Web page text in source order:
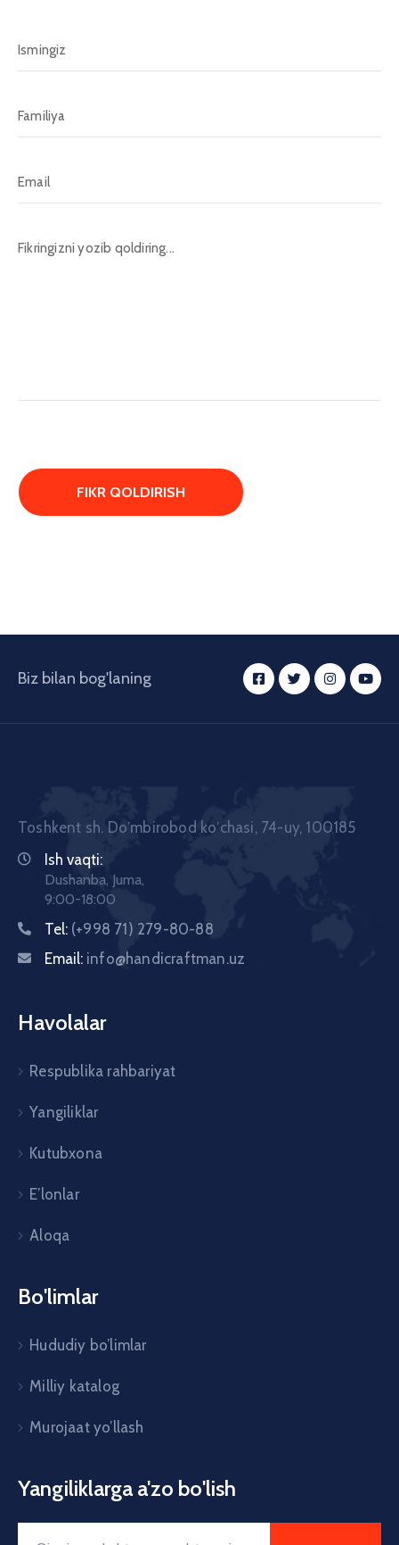
Biz bilan bog'laning
Toshkent sh. Doʼmbirobod koʼchasi, 74-uy, 100185
Ish vaqti:
Dushanba, Juma,
9:00-18:00
Tel: (+998 71) 279-80-88
Email: info@handicraftman.uz
Havolalar
Respublika rahbariyat
Yangiliklar
Kutubxona
E’lonlar
Aloqa
Bo'limlar
Hududiy bo’limlar
Milliy katalog
Murojaat yo’llash
Yangiliklarga a'zo bo'lish